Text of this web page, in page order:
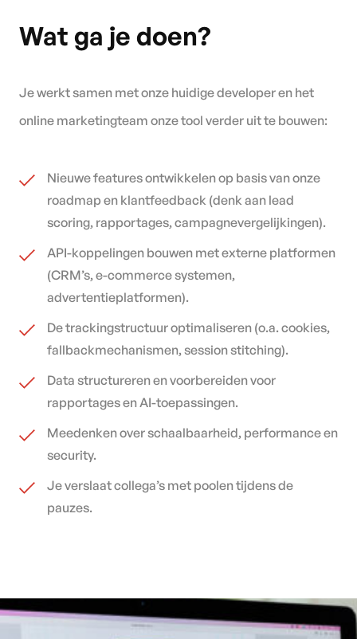
Wat ga je doen?
Je werkt samen met onze huidige developer en het
online marketingteam onze tool verder uit te bouwen:
Nieuwe features ontwikkelen op basis van onze
roadmap en klantfeedback (denk aan lead
scoring, rapportages, campagnevergelijkingen).
API-koppelingen bouwen met externe platformen
(CRM’s, e-commerce systemen,
advertentieplatformen).
De trackingstructuur optimaliseren (o.a. cookies,
fallbackmechanismen, session stitching).
Data structureren en voorbereiden voor
rapportages en AI-toepassingen.
Meedenken over schaalbaarheid, performance en
security.
Je verslaat collega’s met poolen tijdens de
pauzes.